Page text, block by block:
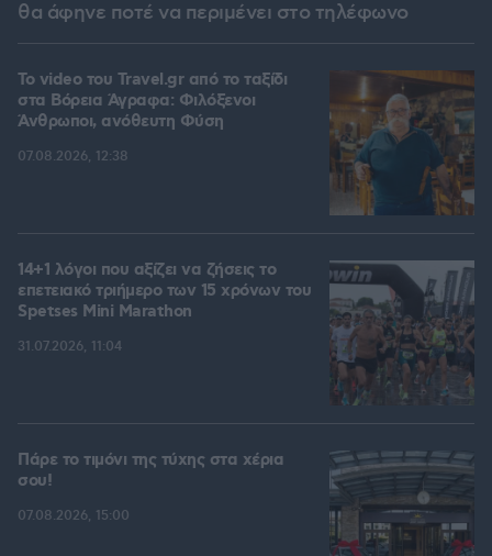
θα άφηνε ποτέ να περιμένει στο τηλέφωνο
To video του Travel.gr από το ταξίδι
στα Βόρεια Άγραφα: Φιλόξενοι
Άνθρωποι, ανόθευτη Φύση
07.08.2026, 12:38
14+1 λόγοι που αξίζει να ζήσεις το
επετειακό τριήμερο των 15 χρόνων του
Spetses Mini Marathon
31.07.2026, 11:04
Πάρε το τιμόνι της τύχης στα χέρια
σου!
07.08.2026, 15:00